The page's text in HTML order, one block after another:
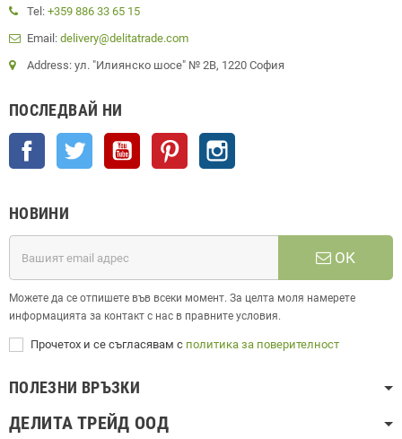
Tel: +359 886 33 65 15
Email: delivery@delitatrade.com
Address: ул. "Илиянско шосе" № 2В, 1220 София
ПОСЛЕДВАЙ НИ
Facebook Twitter YouTube Pinterest
НОВИНИ
ОК
Можете да се отпишете във всеки момент. За целта моля намерете
информацията за контакт с нас в правните условия.
Прочетох и се съгласявам с политика за поверителност
ПОЛЕЗНИ ВРЪЗКИ
ДЕЛИТА ТРЕЙД ООД